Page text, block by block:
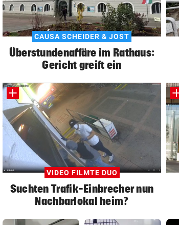
CAUSA SCHEIDER & JOST
Überstundenaffäre im Rathaus:
Gericht greift ein
VIDEO FILMTE DUO
Suchten Trafik-Einbrecher nun
Nachbarlokal heim?